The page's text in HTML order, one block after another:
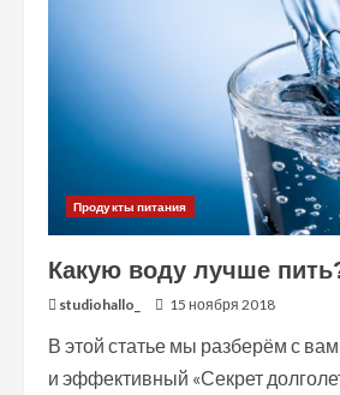
Продукты питания
Какую воду лучше
studiohallo_ 15 ноября 2018
В этой статье мы разберём с
и эффективный «Секрет